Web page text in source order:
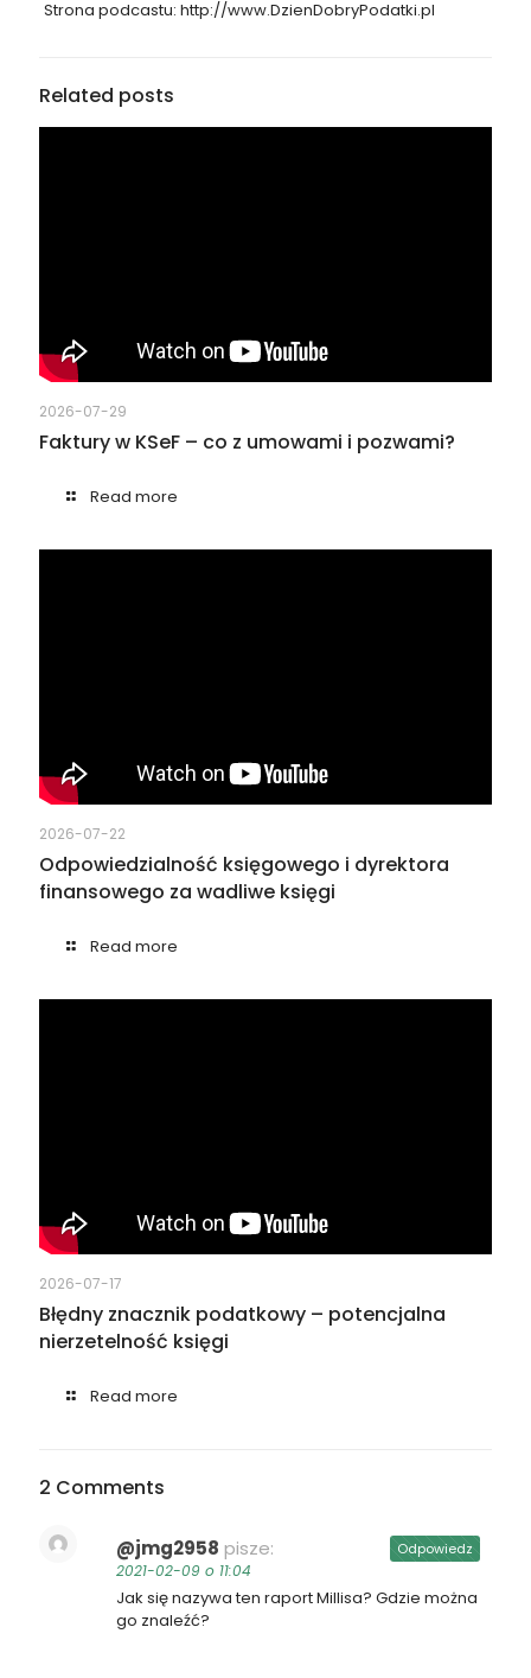
Strona podcastu: http://www.DzienDobryPodatki.pl
Related posts
2026-07-29
Faktury w KSeF – co z umowami i pozwami?
Read more
2026-07-22
Odpowiedzialność księgowego i dyrektora
finansowego za wadliwe księgi
Read more
2026-07-17
Błędny znacznik podatkowy – potencjalna
nierzetelność księgi
Read more
2 Comments
@jmg2958 pisze:
2021-02-09 o 11:04
Jak się nazywa ten raport Millisa? Gdzie można
go znaleźć?
Odpowiedz